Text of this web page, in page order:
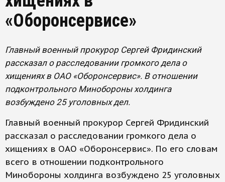
«Оборонсервисе»
Главный военный прокурор Сергей Фридинский
рассказал о расследовании громкого дела о
хищениях в ОАО «Оборонсервис». В отношении
подконтрольного Минобороны холдинга
возбуждено 25 уголовных дел.
Главный военный прокурор Сергей Фридинский
рассказал о расследовании громкого дела о
хищениях в ОАО «Оборонсервис». По его словам
всего в отношении подконтрольного
Минобороны холдинга возбуждено 25 уголовных